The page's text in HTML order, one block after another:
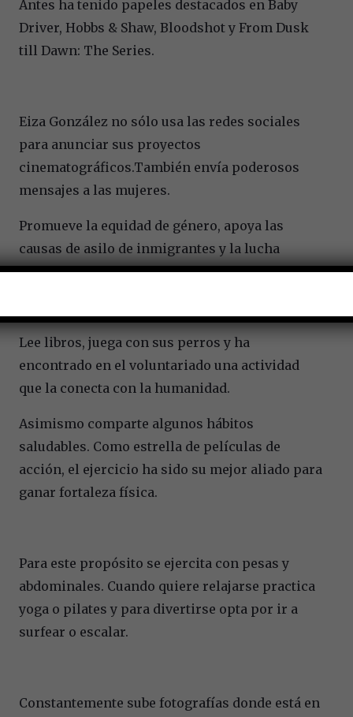
Antes ha tenido papeles destacados en Baby
Driver, Hobbs & Shaw, Bloodshot y From Dusk
till Dawn: The Series.
Eiza González no sólo usa las redes sociales
para anunciar sus proyectos
cinematográficos.También envía poderosos
mensajes a las mujeres.
Promueve la equidad de género, apoya las
causas de asilo de inmigrantes y la lucha
contra el racismo.
Lee libros, juega con sus perros y ha
encontrado en el voluntariado una actividad
que la conecta con la humanidad.
Asimismo comparte algunos hábitos
saludables. Como estrella de películas de
acción, el ejercicio ha sido su mejor aliado para
ganar fortaleza física.
Para este propósito se ejercita con pesas y
abdominales. Cuando quiere relajarse practica
yoga o pilates y para divertirse opta por ir a
surfear o escalar.
Constantemente sube fotografías donde está en